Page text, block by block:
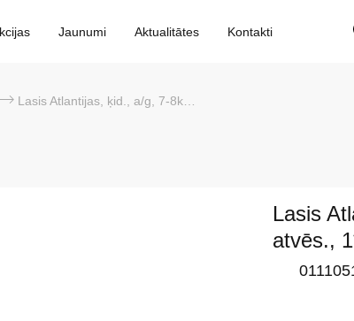
Jaunumi Aktualitātes Kontakti
Lasis Atlantijas, ķid., a/g, 7-8kg, atvēs., 1*20kg
Lasis
atvēs.,